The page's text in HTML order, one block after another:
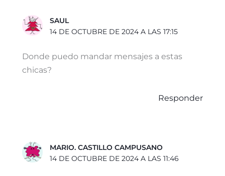
r r
SAUL
14 DE OCTUBRE DE 2024 A LAS 17:15
Donde puedo mandar mensajes a estas
chicas?
Responder
MARIO. CASTILLO CAMPUSANO
14 DE OCTUBRE DE 2024 A LAS 11:46